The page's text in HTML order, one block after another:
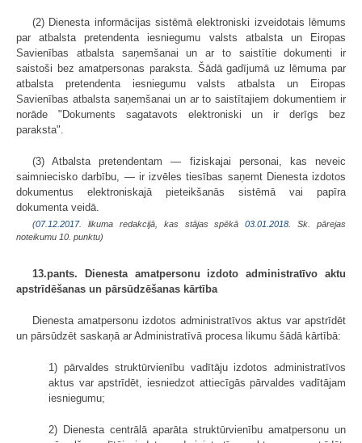
(2) Dienesta informācijas sistēmā elektroniski izveidotais lēmums
par atbalsta pretendenta iesniegumu valsts atbalsta un Eiropas
Savienības atbalsta saņemšanai un ar to saistītie dokumenti ir
saistoši bez amatpersonas paraksta. Šādā gadījumā uz lēmuma par
atbalsta pretendenta iesniegumu valsts atbalsta un Eiropas
Savienības atbalsta saņemšanai un ar to saistītajiem dokumentiem ir
norāde "Dokuments sagatavots elektroniski un ir derīgs bez
paraksta".
(3) Atbalsta pretendentam — fiziskajai personai, kas neveic
saimniecisko darbību, — ir izvēles tiesības saņemt Dienesta izdotos
dokumentus elektroniskajā pieteikšanās sistēmā vai papīra
dokumenta veidā.
(07.12.2017. likuma redakcijā, kas stājas spēkā03.01.2018.
Sk. pārejas
noteikumu 10. punktu)
13.pants. Dienesta amatpersonu izdoto administratīvo aktu
apstrīdēšanas un pārsūdzēšanas kārtība
Dienesta amatpersonu izdotos administratīvos aktus var apstrīdēt
un pārsūdzēt saskaņā ar Administratīvā procesa likumu šādā kārtībā:
1) pārvaldes struktūrvienību vadītāju izdotos administratīvos
aktus var apstrīdēt, iesniedzot attiecīgās pārvaldes vadītājam
iesniegumu;
2) Dienesta centrālā aparāta struktūrvienību amatpersonu un